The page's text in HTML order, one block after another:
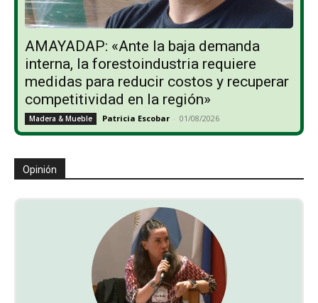
AMAYADAP: «Ante la baja demanda
interna, la forestoindustria requiere
medidas para reducir costos y recuperar
competitividad en la región»
Madera & Mueble Patricia Escobar - 01/08/2026
Opinión